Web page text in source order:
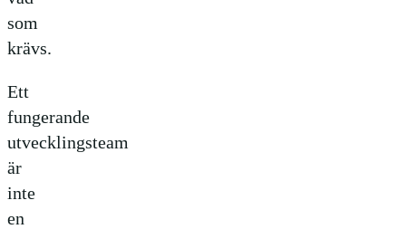
som
krävs.
Ett
fungerande
utvecklingsteam
är
inte
en